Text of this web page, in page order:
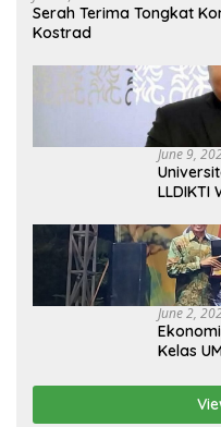
Serah Terima Tongkat
Kostrad
June 9,
LLDIKTI
Tinggi
June 2,
Kelas